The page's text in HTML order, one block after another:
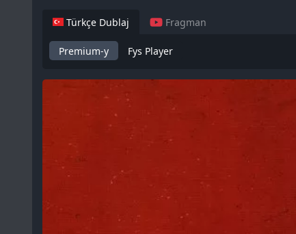
Türkçe Dublaj Fragman
Premium-y Fys Player